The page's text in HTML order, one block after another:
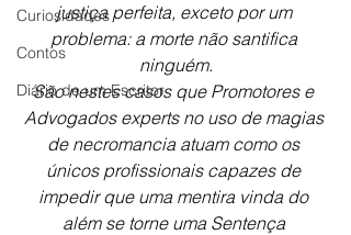
Curiosidades
Contos
Diário de um Escritor
justiça perfeita, exceto por um
problema: a morte não santifica
ninguém.
São nestes casos que Promotores e
Advogados experts no uso de magias
de necromancia atuam como os
únicos profissionais capazes de
impedir que uma mentira vinda do
além se torne uma Sentença